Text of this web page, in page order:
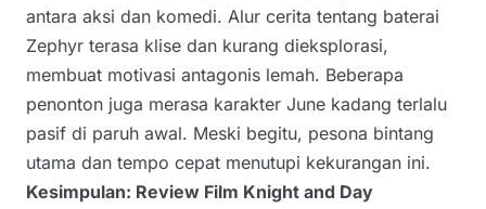
antara aksi dan komedi. Alur cerita tentang baterai
Zephyr terasa klise dan kurang dieksplorasi,
membuat motivasi antagonis lemah. Beberapa
penonton juga merasa karakter June kadang terlalu
pasif di paruh awal. Meski begitu, pesona bintang
utama dan tempo cepat menutupi kekurangan ini.
Kesimpulan: Review Film Knight and Day